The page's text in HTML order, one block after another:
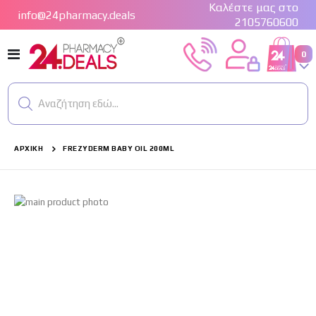
info@24pharmacy.deals
Καλέστε μας στο
2105760600
Εναλλαγή
Πλοήγησης
Cart
0
Αναζήτηση εδώ...
ΑΡΧΙΚΉ FREZYDERM BABY OIL 200ML
Μετάβαση